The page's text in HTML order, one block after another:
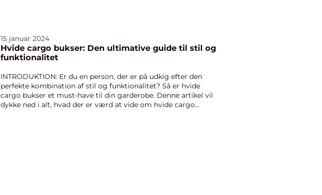
15 januar 2024
Hvide cargo bukser: Den ultimative guide til stil og
funktionalitet
INTRODUKTION: Er du en person, der er på udkig efter den
perfekte kombination af stil og funktionalitet? Så er hvide
cargo bukser et must-have til din garderobe. Denne artikel vil
dykke ned i alt, hvad der er værd at vide om hvide cargo